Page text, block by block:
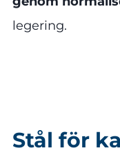
legering.
Stål för